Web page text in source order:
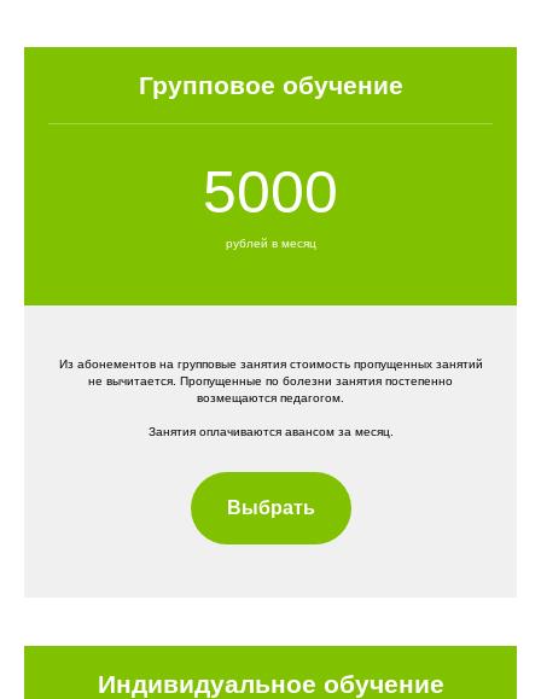
Групповое обучение
5000
рублей в месяц
Из абонементов на групповые занятия стоимость пропущенных занятий
не вычитается. Пропущенные по болезни занятия постепенно
возмещаются педагогом.
Занятия оплачиваются авансом за месяц.
Выбрать
Индивидуальное обучение